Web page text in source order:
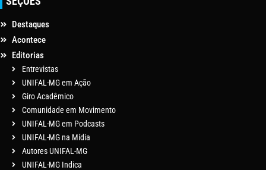
Destaques
Acontece
Editorias
Entrevistas
UNIFAL-MG em Ação
Giro Acadêmico
Comunidade em Movimento
UNIFAL-MG em Podcasts
UNIFAL-MG na Mídia
Autores UNIFAL-MG
UNIFAL-MG Indica